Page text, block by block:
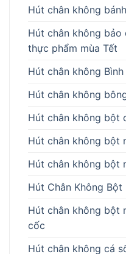
Hút chân không
Hút chân không bảo
thực phẩm mùa Tết
Hút chân không
Hút chân không
Hút chân không bột
Hút chân không bột
Hút chân không bột
Hút Chân Không Bột
Hút chân không bột
cốc
Hút chân không cá